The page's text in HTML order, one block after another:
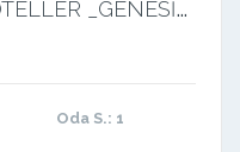
Oda S.: 1